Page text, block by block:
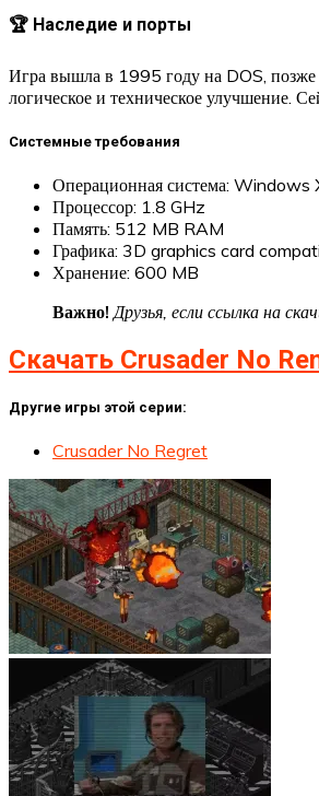
🏆 Наследие и порты
Игра вышла в 1995 году на DOS, позже
логическое и техническое улучшение.
Системные требования
Операционная система: Windows
Процессор: 1.8 GHz
Память: 512 MB RAM
Графика: 3D graphics card
Хранение: 600 MB
Важно! Друзья, если ссылка на
Скачать Crusader No
Другие игры этой серии:
Crusader No Regret